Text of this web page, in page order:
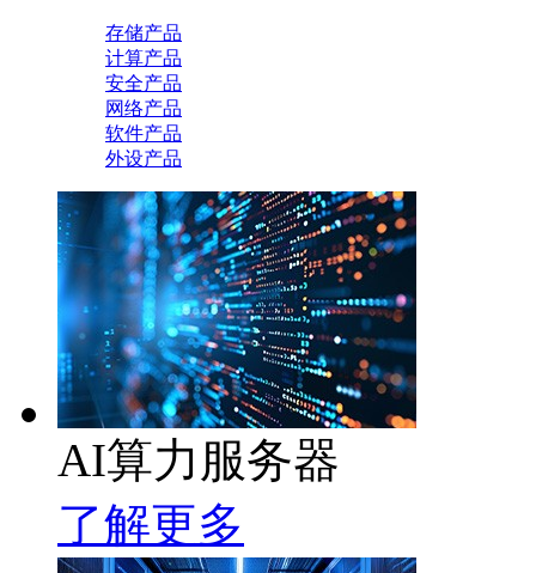
存储产品
计算产品
安全产品
网络产品
软件产品
外设产品
AI算力服务器
了解更多